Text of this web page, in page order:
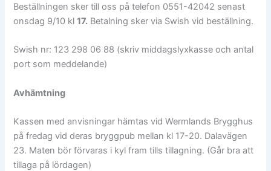
Beställningen sker till oss på telefon 0551-42042 senast
onsdag 9/10 kl17. Betalning sker via Swish vid beställning.
Swish nr: 123 298 06 88 (skriv middagslyxkasse och antal
port som meddelande)
Avhämtning
Kassen med anvisningar hämtas vid Wermlands Brygghus
på fredag vid deras bryggpub mellan kl 17-20. Dalavägen
23. Maten bör förvaras i kyl fram tills tillagning. (Går bra att
tillaga på lördagen)